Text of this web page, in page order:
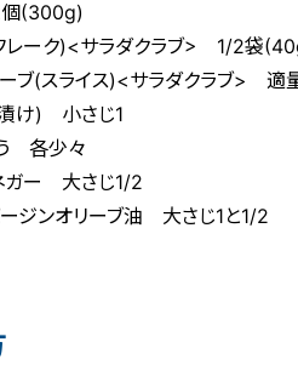
(300g)
レーク)<サラダクラブ> 1/2袋
ーブ(スライス)<サラダクラブ> 適
け) 小さじ1
う 各少々
ガー 大さじ1/2
ージンオリーブ油 大さじ1と1/2